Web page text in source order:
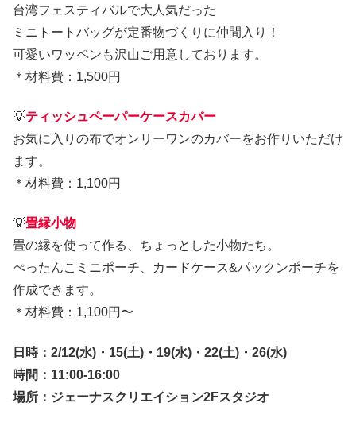
台湾フェスティバルで大人気だった
ミニトートバッグが定番物づくりに仲間入り！
可愛いワッペンも沢山ご用意しております。
＊材料費：1,500円
💡ティッシュペーパーケースカバー
お気に入りの布でオンリーワンのカバーをお作りいただけ
ます。
＊材料費：1,100円
💡畳縁小物
畳の縁を使って作る、ちょっとした小物たち。
ぺったんこミニポーチ、カードケース&パックンポーチを
作成できます。
＊材料費：1,100円〜
日時：2/12(水)・15(土)・19(水)・22(土)・26(水)
時間：11:00-16:00
場所：ジェーナスクリエイション2Fスタジオ